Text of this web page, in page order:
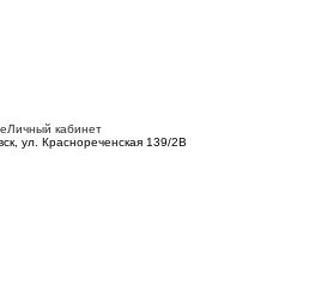
Личный кабинет
ул. Краснореченская 139/2В